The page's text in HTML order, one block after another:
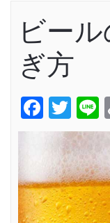
ビー
ぎ方